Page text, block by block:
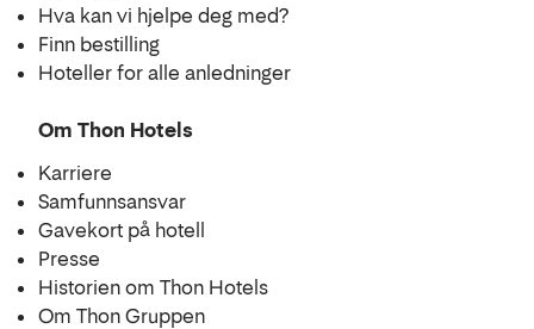
Hva kan vi hjelpe deg med?
Finn bestilling
Hoteller for alle anledninger
Om Thon Hotels
Karriere
Samfunnsansvar
Gavekort på hotell
Presse
Historien om Thon Hotels
Om Thon Gruppen